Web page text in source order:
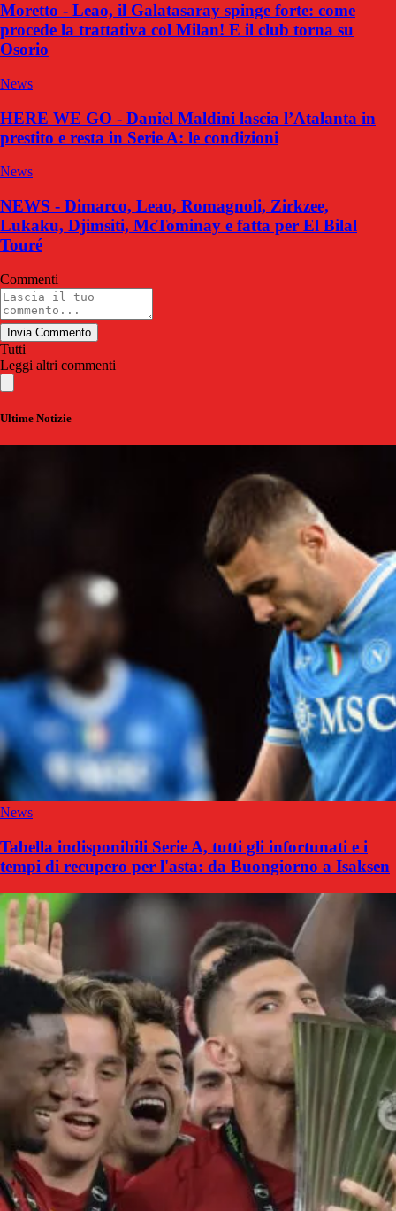
Moretto - Leao, il Galatasaray spinge forte: come
procede la trattativa col Milan! E il club torna su
Osorio
News
HERE WE GO - Daniel Maldini lascia l’Atalanta in
prestito e resta in Serie A: le condizioni
News
NEWS - Dimarco, Leao, Romagnoli, Zirkzee,
Lukaku, Djimsiti, McTominay e fatta per El Bilal
Touré
Commenti
Invia Commento
Tutti
Leggi altri commenti
Ultime Notizie
News
Tabella indisponibili Serie A, tutti gli infortunati e i
tempi di recupero per l'asta: da Buongiorno a Isaksen